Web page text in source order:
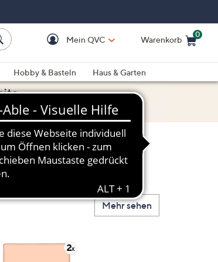
Mein QVC Warenkorb
0
Hobby & Basteln
Haus & Garten
Mehr sehen